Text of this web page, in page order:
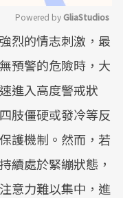
Mute
Powered by GliaStudios
烈的情志刺激，最
預警的危險時，大
進入高度警戒狀
肢僵硬或發冷等反
護機制。然而，若
續處於緊繃狀態，
意力難以集中，進